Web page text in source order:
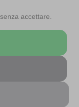
Roma e Partita
– Powered and
accettare.